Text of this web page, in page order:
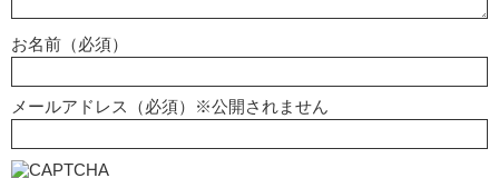
お名前（必須）
メールアドレス（必須）※公開されません